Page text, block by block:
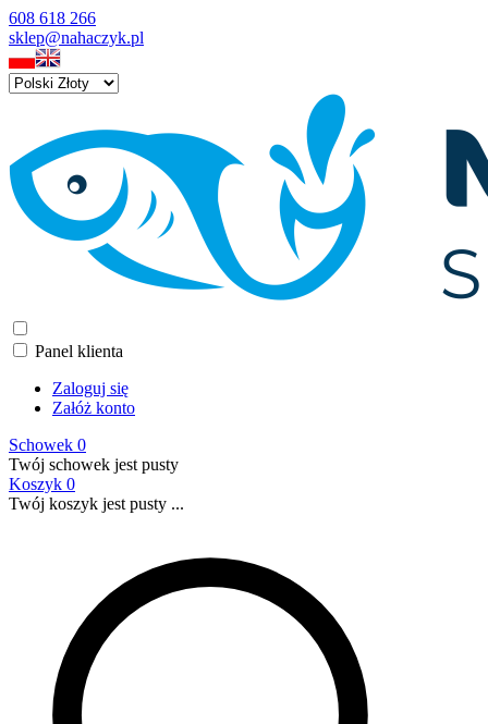
608 618 266
sklep@nahaczyk.pl
Panel klienta
Zaloguj się
Załóż konto
Schowek 0
Twój schowek jest pusty
Koszyk 0
Twój koszyk jest pusty ...